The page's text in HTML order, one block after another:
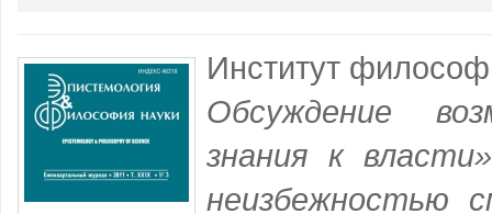
Институт
Обсуждение
знания к
неизбежностью